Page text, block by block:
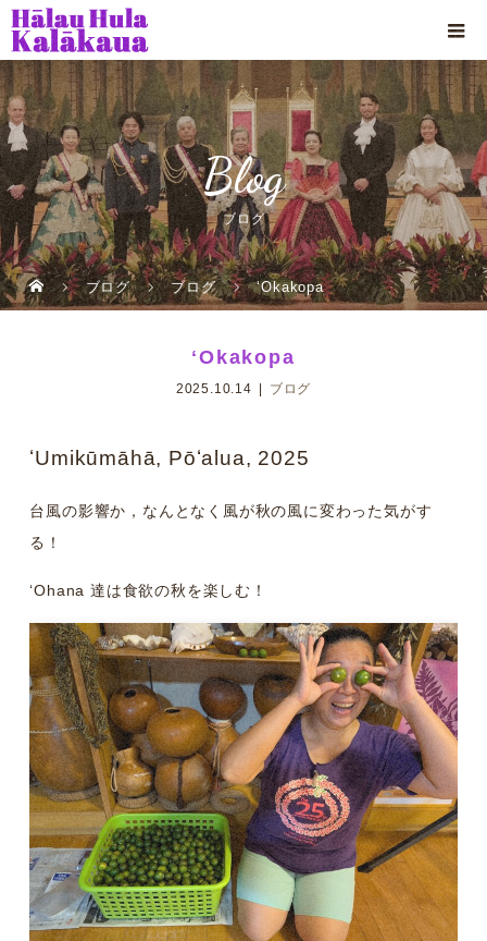
Blog
ブログ
ブログ ブログ ʻOkakopa
ʻOkakopa
2025.10.14 ブログ
ʻUmikūmāhā, Pōʻalua, 2025
台風の影響か，なんとなく風が秋の風に変わった気がす
る！
ʻOhana 達は食欲の秋を楽しむ！